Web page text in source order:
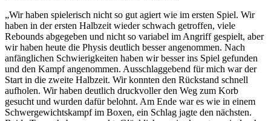
„Wir haben spielerisch nicht so gut agiert wie im ersten Spiel. Wir
haben in der ersten Halbzeit wieder schwach getroffen, viele
Rebounds abgegeben und nicht so variabel im Angriff gespielt, aber
wir haben heute die Physis deutlich besser angenommen. Nach
anfänglichen Schwierigkeiten haben wir besser ins Spiel gefunden
und den Kampf angenommen. Ausschlaggebend für mich war der
Start in die zweite Halbzeit. Wir konnten den Rückstand schnell
aufholen. Wir haben deutlich druckvoller den Weg zum Korb
gesucht und wurden dafür belohnt. Am Ende war es wie in einem
Schwergewichtskampf im Boxen, ein Schlag jagte den nächsten.